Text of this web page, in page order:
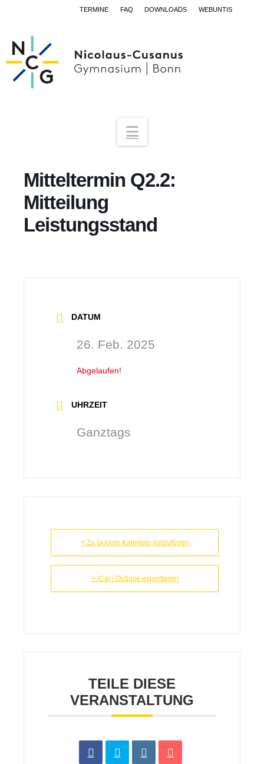
TERMINE FAQ DOWNLOADS WEBUNTIS
Navigation
Mitteltermin Q2.2:
Mitteilung
Leistungsstand
DATUM
26. Feb. 2025
Abgelaufen!
UHRZEIT
Ganztags
+ Zu Google Kalender hinzufügen
+ iCal / Outlook exportieren
TEILE DIESE
VERANSTALTUNG